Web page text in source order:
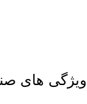
ویژگی های